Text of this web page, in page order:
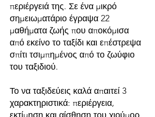
περιέργειά της. Σε ένα μικρό
σημειωματάριο έγραψα 22
μαθήματα ζωής που αποκόμισα
από εκείνο το ταξίδι και επέστρεψα
σπίτι τσιμπημένος από το ζωύφιο
του ταξιδιού.
Το να ταξιδεύεις καλά απαιτεί 3
χαρακτηριστικά: περιέργεια,